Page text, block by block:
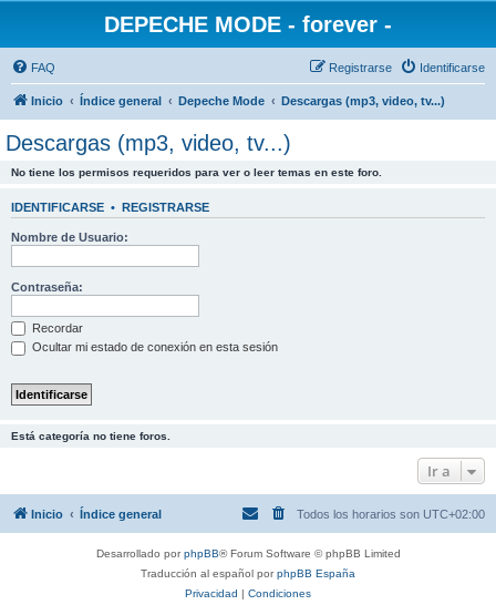
DEPECHE MODE - forever -
FAQ Identificarse
Registrarse
Inicio Índice general Depeche Mode Descargas (mp3, video, tv...)
Descargas (mp3, video, tv...)
No tiene los permisos requeridos para ver o leer temas en este foro.
IDENTIFICARSE • REGISTRARSE
Nombre de Usuario:
Contraseña:
Recordar
Ocultar mi estado de conexión en esta sesión
Está categoría no tiene foros.
Ir a
Inicio Índice general Todos los horarios son UTC+02:00
Desarrollado porphpBB® Forum Software © phpBB Limited
Traducción al español porphpBB España
Privacidad | Condiciones